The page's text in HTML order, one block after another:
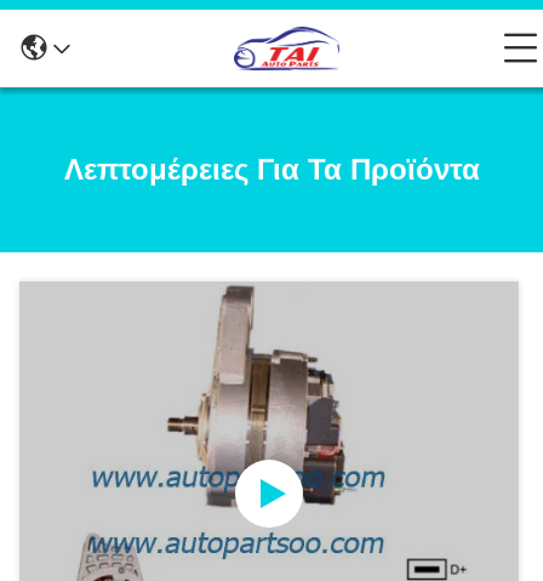
Λεπτομέρειες Για Τα Προϊόντα